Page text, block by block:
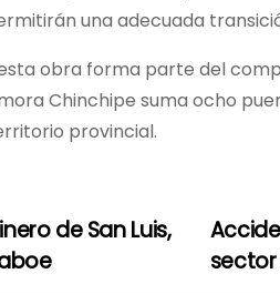
una adecuada
obra forma parte del
Chinchipe suma ocho
provincial.
sector
de San Luis,